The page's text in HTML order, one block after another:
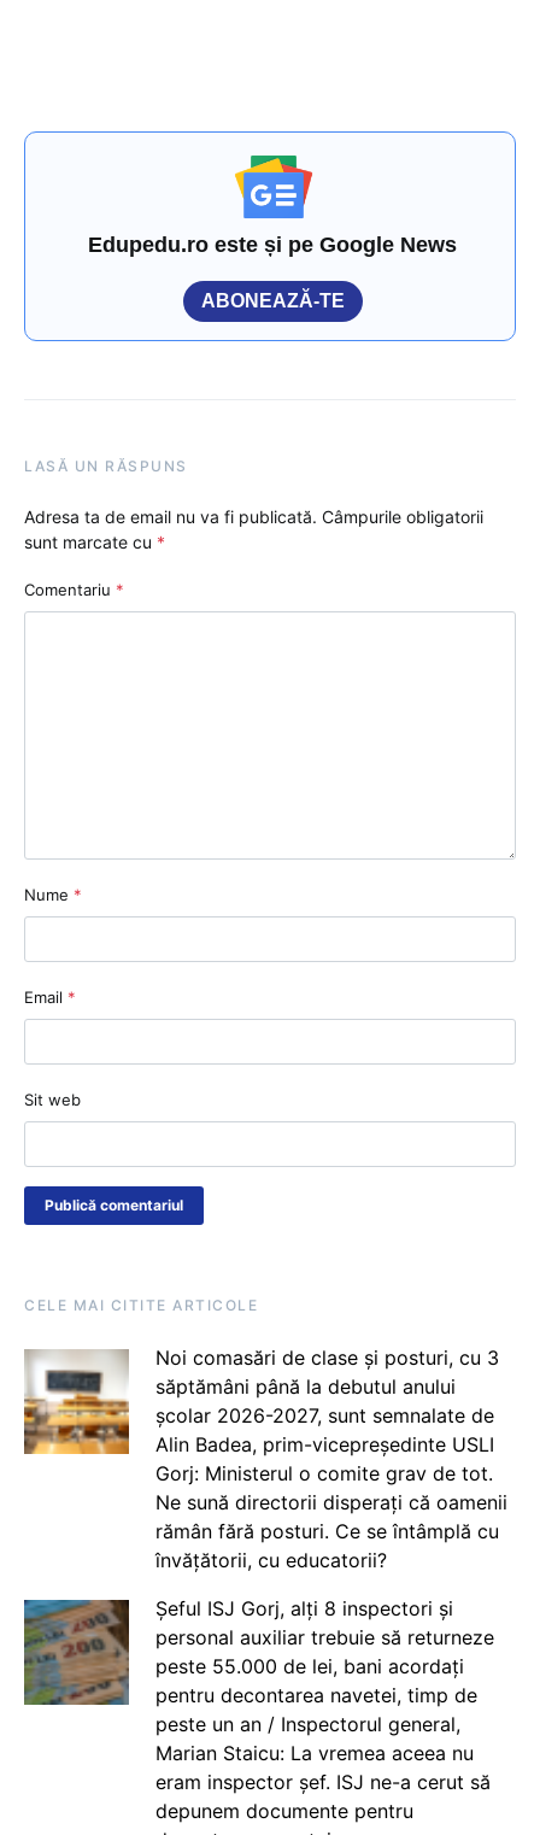
Edupedu.ro este și pe Google News
ABONEAZĂ-TE
LASĂ UN RĂSPUNS
Adresa ta de email nu va fi publicată. Câmpurile obligatorii
sunt marcate cu *
Comentariu *
Nume *
Email *
Sit web
CELE MAI CITITE ARTICOLE
Noi comasări de clase și posturi, cu 3
săptămâni până la debutul anului
școlar 2026-2027, sunt semnalate de
Alin Badea, prim-vicepreședinte USLI
Gorj: Ministerul o comite grav de tot.
Ne sună directorii disperați că oamenii
rămân fără posturi. Ce se întâmplă cu
învățătorii, cu educatorii?
Șeful ISJ Gorj, alți 8 inspectori și
personal auxiliar trebuie să returneze
peste 55.000 de lei, bani acordați
pentru decontarea navetei, timp de
peste un an / Inspectorul general,
Marian Staicu: La vremea aceea nu
eram inspector șef. ISJ ne-a cerut să
depunem documente pentru